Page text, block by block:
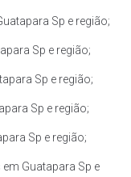
Sp e região;
Sp e região;
Sp e região;
Sp e região;
Sp e região;
Guatapara Sp e